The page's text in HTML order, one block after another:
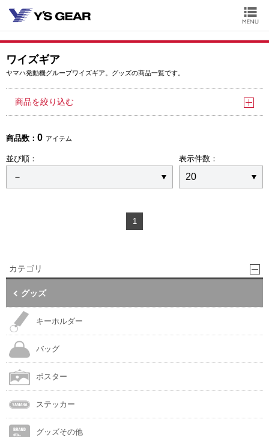
ワイズギア
ヤマハ発動機グループワイズギア。グッズの商品一覧です。
商品を絞り込む
商品数： 0 アイテム
並び順： 表示件数：
1
カテゴリ
グッズ
キーホルダー
バッグ
ポスター
ステッカー
グッズその他